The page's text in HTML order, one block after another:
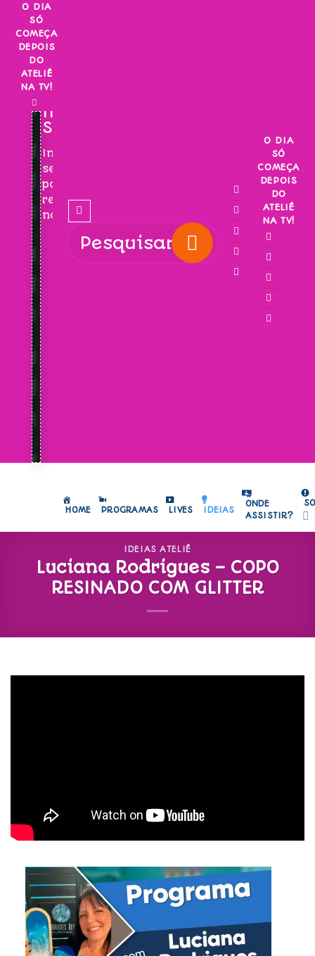
Skip
content
O DIA
SÓ
COMEÇA
DEPOIS
DO
ATELIÊ
NA TV!
INSCREVA-
SE!
Inscreva-
se
para
receber
novidades!
O DIA
SÓ
COMEÇA
DEPOIS
DO
ATELIÊ
NA TV!
HOME PROGRAMAS LIVES IDEIAS
ONDE
ASSISTIR?
IDEIAS ATELIÊ
Luciana Rodrigues – COPO
RESINADO COM GLITTER